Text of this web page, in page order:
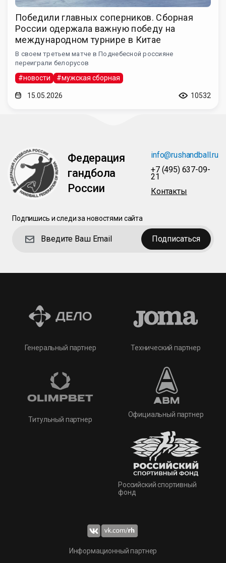
Победили главных соперников. Сборная
России одержала важную победу на
международном турнире в Китае
В своем третьем матче в Поднебесной россияне
переиграли белорусов
#новости #мужская сборная
15.05.2026 10532
Федерация
гандбола
России
info@rushandball.ru
+7 (495) 637-09-
21
Контакты
Подпишись и следи за новостями сайта
Подписаться
Генеральный партнер
Титульный партнер
Технический партнер
Официальный партнер
Российский спортивный
фонд
Информационный партнер